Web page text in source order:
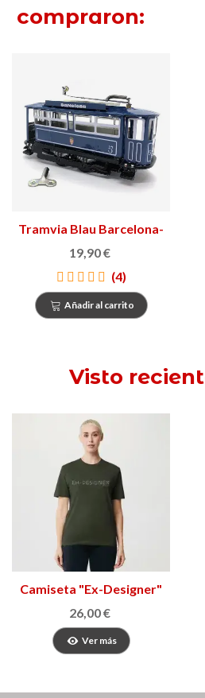
compraron:
Tramvia Blau Barcelona-
Tibidabo de lata
19,90 €
(4)
Añadir al carrito
Visto
Camiseta "Ex-Designer"
26,00 €
Ver más